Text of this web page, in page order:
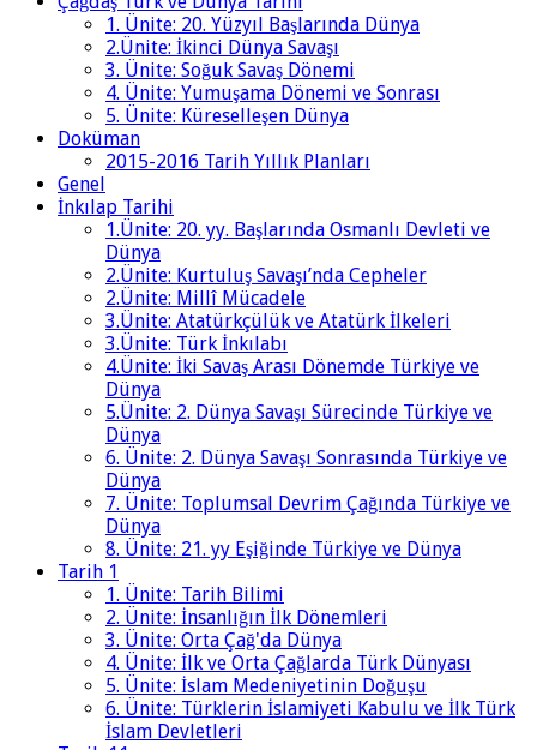
1. Ünite: 20. Yüzyıl Başlarında Dünya
2.Ünite: İkinci Dünya Savaşı
3. Ünite: Soğuk Savaş Dönemi
4. Ünite: Yumuşama Dönemi ve Sonrası
5. Ünite: Küreselleşen Dünya
Doküman
2015-2016 Tarih Yıllık Planları
Genel
İnkılap Tarihi
1.Ünite: 20. yy. Başlarında Osmanlı Devleti ve
Dünya
2.Ünite: Kurtuluş Savaşı’nda Cepheler
2.Ünite: Millî Mücadele
3.Ünite: Atatürkçülük ve Atatürk İlkeleri
3.Ünite: Türk İnkılabı
4.Ünite: İki Savaş Arası Dönemde Türkiye ve
Dünya
5.Ünite: 2. Dünya Savaşı Sürecinde Türkiye ve
Dünya
6. Ünite: 2. Dünya Savaşı Sonrasında Türkiye ve
Dünya
7. Ünite: Toplumsal Devrim Çağında Türkiye ve
Dünya
8. Ünite: 21. yy Eşiğinde Türkiye ve Dünya
Tarih 1
1. Ünite: Tarih Bilimi
2. Ünite: İnsanlığın İlk Dönemleri
3. Ünite: Orta Çağ'da Dünya
4. Ünite: İlk ve Orta Çağlarda Türk Dünyası
5. Ünite: İslam Medeniyetinin Doğuşu
6. Ünite: Türklerin İslamiyeti Kabulu ve İlk Türk
İslam Devletleri